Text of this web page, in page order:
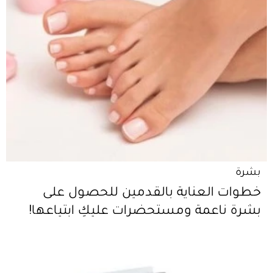
بشرة
خطوات العناية بالقدمين للحصول على
بشرة ناعمة ومستحضرات عليكِ ابتياعها!